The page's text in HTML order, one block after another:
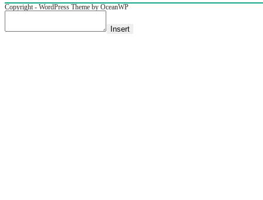
Copyright - WordPress Theme by OceanWP
Insert